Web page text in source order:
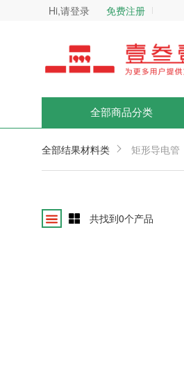
Hi,请登录 免费注册
全部商品分类
全部结果材料类 矩形导电管
共找到0个产品